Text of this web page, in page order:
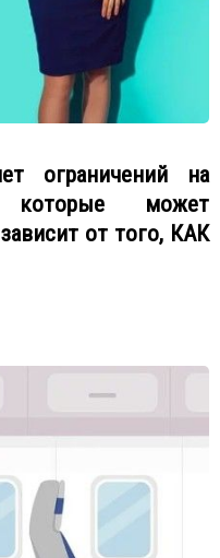
ограничений на
которые может
от того, КАК